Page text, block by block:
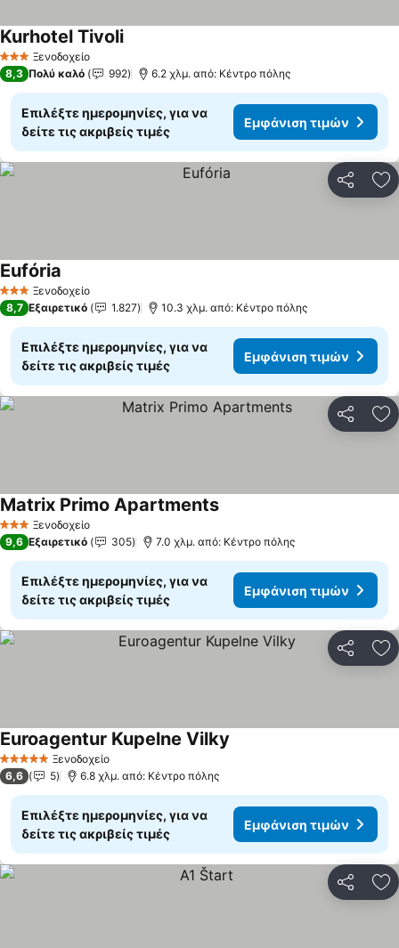
3 ΑστέριαΞενοδοχείο
Kurhotel TivoliΕμφάνιση τιμών
8,3 Πολύ καλό 992 6.2 χλμ. από: Κέντρο πόλης
Επιλέξτε ημερομηνίες, για να
δείτε τις ακριβείς τιμές
Εμφάνιση τιμών
3 ΑστέριαΞενοδοχείο
Eufória
8,7 Εξαιρετικό 1.827 10.3 χλμ. από: Κέντρο πόλης
Επιλέξτε ημερομηνίες, για να
δείτε τις ακριβείς τιμές
Εμφάνιση τιμών
3 ΑστέριαΞενοδοχείο
Matrix Primo ApartmentsΕμφάνιση τιμών
9,6 Εξαιρετικό 305 7.0 χλμ. από: Κέντρο πόλης
Επιλέξτε ημερομηνίες, για να
δείτε τις ακριβείς τιμές
Εμφάνιση τιμών
5 Αστέρια Ξενοδοχείο
Euroagentur Kupelne Vilky
6,6 5 6.8 χλμ. από: Κέντρο πόλης
Επιλέξτε ημερομηνίες, για να
δείτε τις ακριβείς τιμές
Εμφάνιση τιμών